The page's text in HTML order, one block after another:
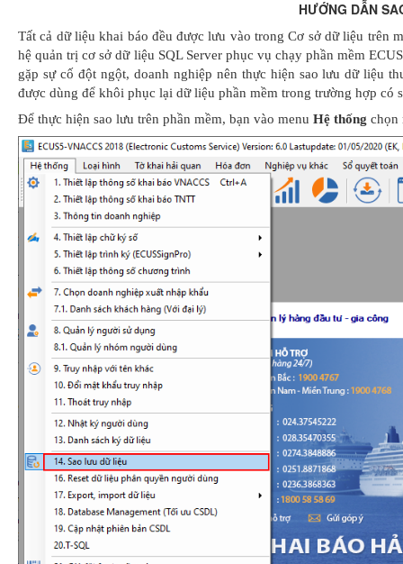
HƯỚNG DẪN
Tất cả dữ liệu khai báo đều được lưu vào trong Cơ sở dữ liệu trên
hệ quản trị cơ sở dữ liệu SQL Server phục vụ chạy phần mềm
gặp sự cố đột ngột, doanh nghiệp nên thực hiện sao lưu dữ liệu
được dùng để khôi phục lại dữ liệu phần mềm trong trường hợp có
Để thực hiện sao lưu trên phần mềm, bạn vào menu Hệ thống